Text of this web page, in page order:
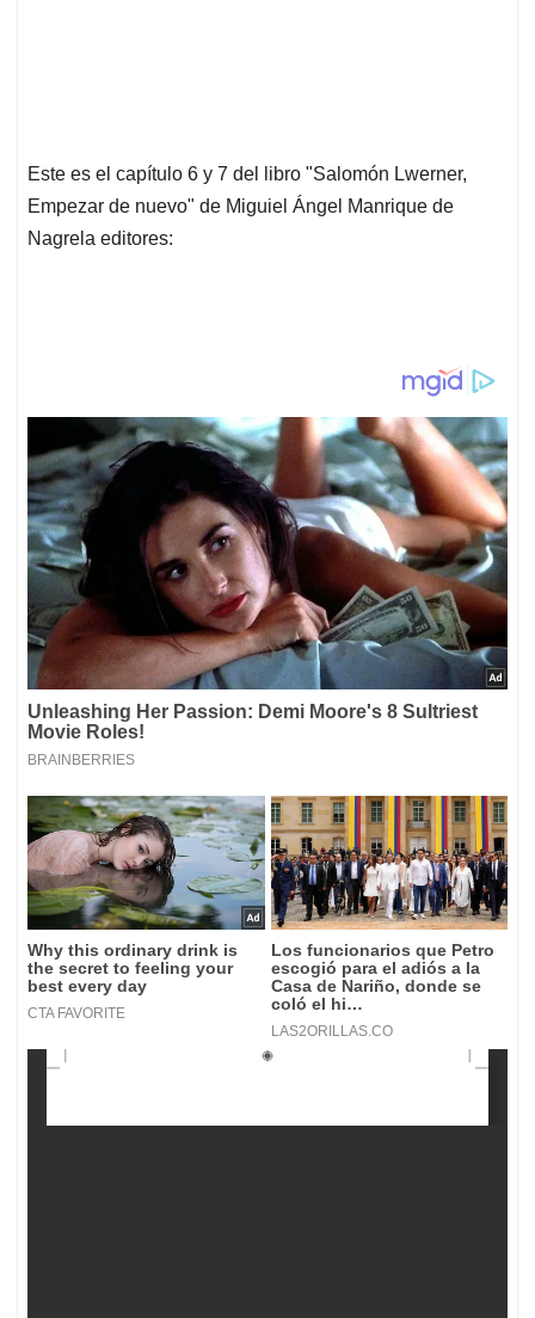
Este es el capítulo 6 y 7 del libro "Salomón Lwerner,
Empezar de nuevo" de Miguiel Ángel Manrique de
Nagrela editores: